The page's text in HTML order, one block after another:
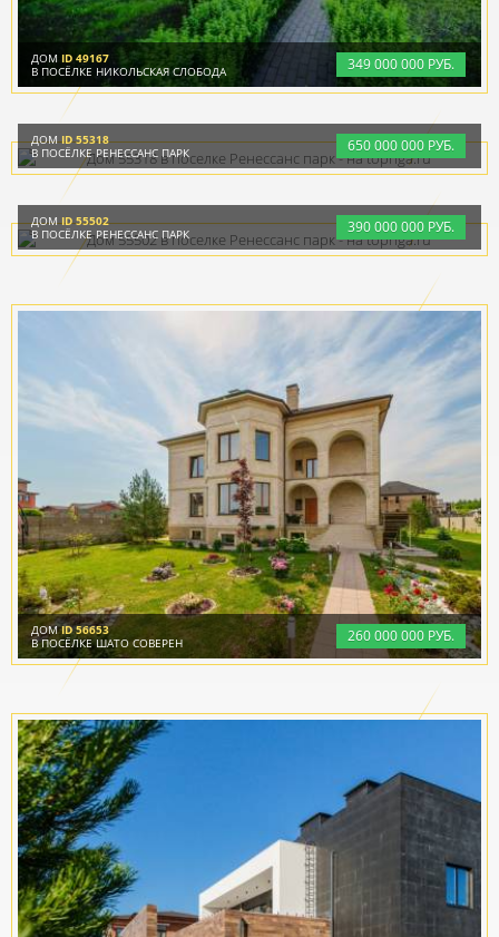
349000000 РУБ.
ДОМ ID 49167
В ПОСЁЛКЕ НИКОЛЬСКАЯ СЛОБОДА
650000000 РУБ.
ДОМID 55318
В ПОСЁЛКЕ РЕНЕССАНС ПАРК
390000000 РУБ.
ДОМID 55502
В ПОСЁЛКЕ РЕНЕССАНС ПАРК
260000000 РУБ.
ДОМID 56653
В ПОСЁЛКЕ ШАТО СОВЕРЕН